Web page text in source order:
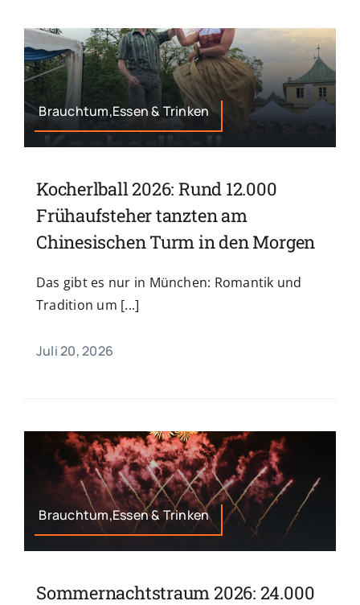
Brauchtum,Essen & Trinken
Kocherlball 2026: Rund 12.000
Frühaufsteher tanzten am
Chinesischen Turm in den Morgen
Das gibt es nur in München: Romantik und
Tradition um [...]
Juli 20, 2026
Brauchtum,Essen & Trinken
Sommernachtstraum 2026: 24.000